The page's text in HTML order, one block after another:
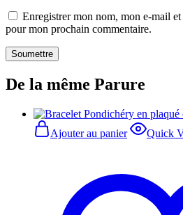
Enregistrer mon nom, mon e-mail
pour mon prochain commentaire.
De la même Parure
Ajouter au panier Quick